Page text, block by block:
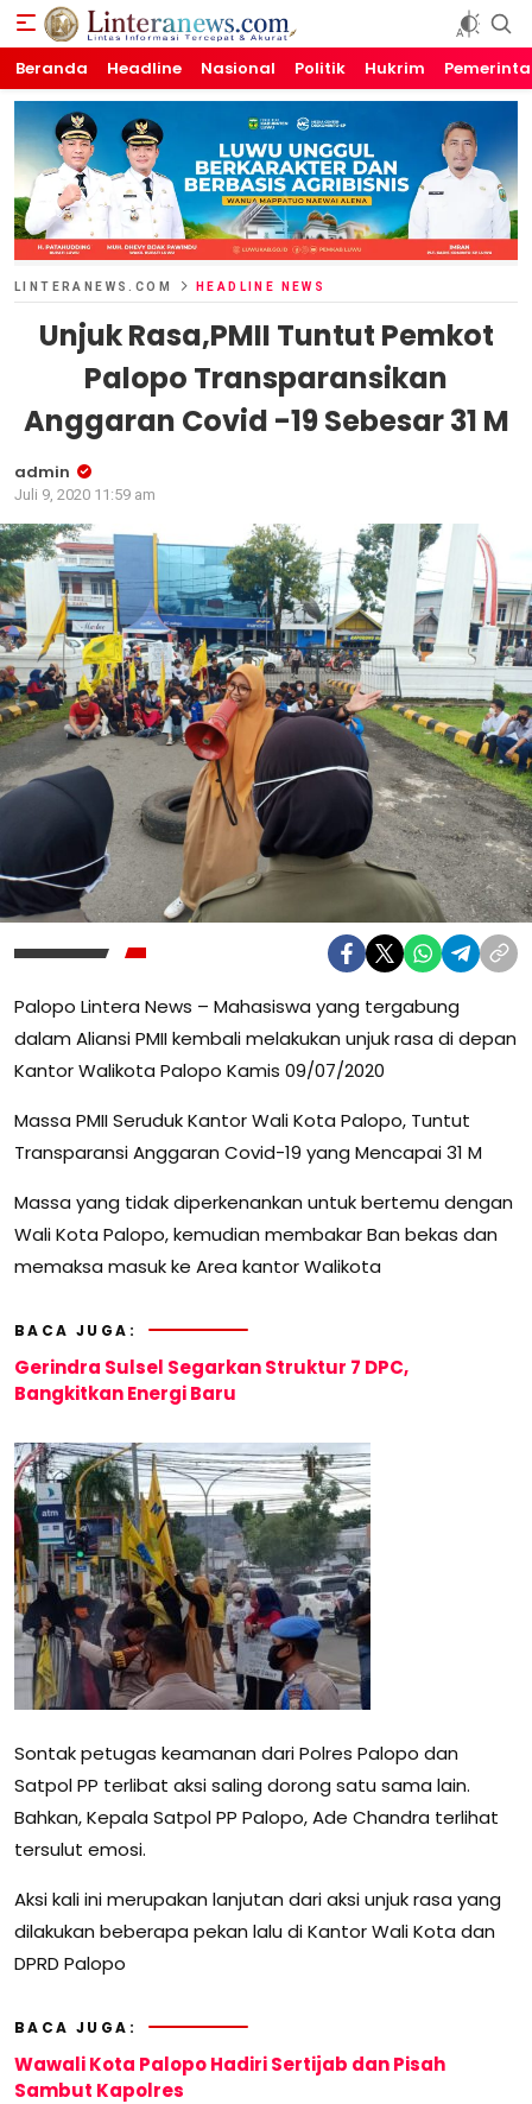
Linteranews.com
Lintas Informasi Tercepat dan Akurat
Beranda Headline Nasional Politik Hukrim
LINTERANEWS.COM HEADLINE NEWS
Unjuk Rasa,PMII Tuntut Pemkot
Palopo Transparansikan
Anggaran Covid -19 Sebesar 31 M
admin
Juli 9, 2020 11:59 am
Palopo Lintera News – Mahasiswa yang tergabung
dalam Aliansi PMII kembali melakukan unjuk rasa di depan
Kantor Walikota Palopo Kamis 09/07/2020
Massa PMII Seruduk Kantor Wali Kota Palopo, Tuntut
Transparansi Anggaran Covid-19 yang Mencapai 31 M
Massa yang tidak diperkenankan untuk bertemu dengan
Wali Kota Palopo, kemudian membakar Ban bekas dan
memaksa masuk ke Area kantor Walikota
BACA JUGA:
Gerindra Sulsel Segarkan Struktur 7 DPC,
Bangkitkan Energi Baru
Sontak petugas keamanan dari Polres Palopo dan
Satpol PP terlibat aksi saling dorong satu sama lain.
Bahkan, Kepala Satpol PP Palopo, Ade Chandra terlihat
tersulut emosi.
Aksi kali ini merupakan lanjutan dari aksi unjuk rasa yang
dilakukan beberapa pekan lalu di Kantor Wali Kota dan
DPRD Palopo
BACA JUGA:
Wawali Kota Palopo Hadiri Sertijab dan Pisah
Sambut Kapolres